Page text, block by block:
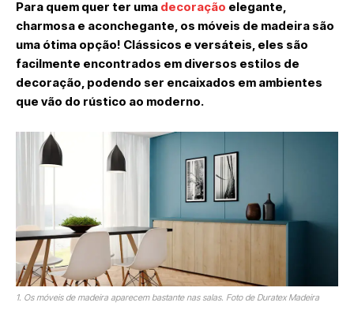
Para quem quer ter uma decoração elegante,
charmosa e aconchegante, os móveis de madeira são
uma ótima opção! Clássicos e versáteis, eles são
facilmente encontrados em diversos estilos de
decoração, podendo ser encaixados em ambientes
que vão do rústico ao moderno.
1. Os móveis de madeira aparecem bastante nas salas. Foto de Duratex Madeira